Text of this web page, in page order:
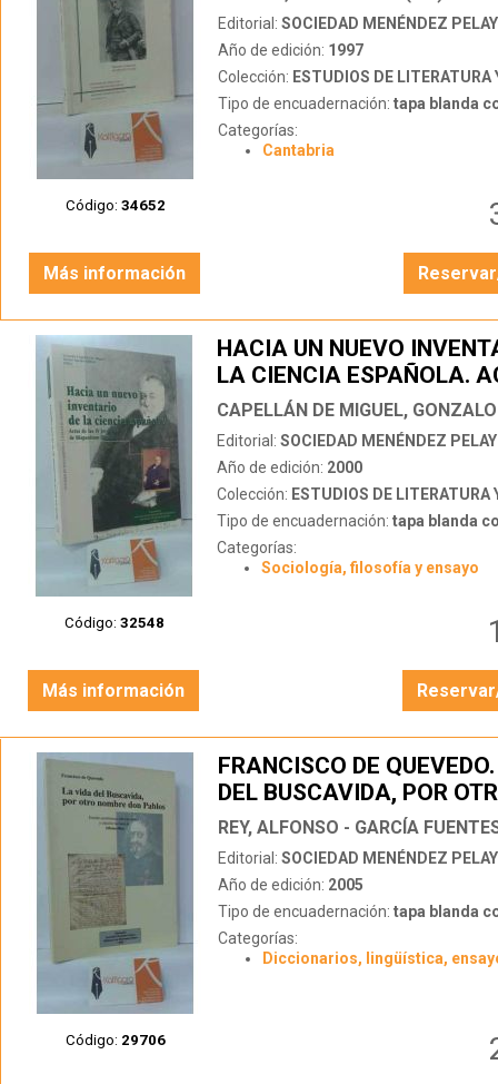
Código: 34652
Editorial: SOCIEDAD MENÉNDEZ
Año de edición: 1997
Colección: ESTUDIOS DE LITERATURA Y
Tipo de encuadernación: tapa blanda
Categorías:
Cantabria
Más información
Código: 32548
HACIA UN NUEVO
LA CIENCIA ESPAÑOLA.
LAS IV JORNADAS DE
FILOSÓFICO
Editorial: SOCIEDAD MENÉNDEZ
Año de edición: 2000
Colección: ESTUDIOS DE LITERATURA Y
Tipo de encuadernación: tapa blanda
Categorías:
Sociología, filosofía y ensayo
Más información
Código: 29706
FRANCISCO DE
DEL BUSCAVIDA, POR
NOMBRE DON PABLOS
REY, ALFONSO - GARCÍA
Editorial: SOCIEDAD MENÉNDEZ
Año de edición: 2005
Tipo de encuadernación: tapa blanda
Categorías:
Diccionarios, lingüística,